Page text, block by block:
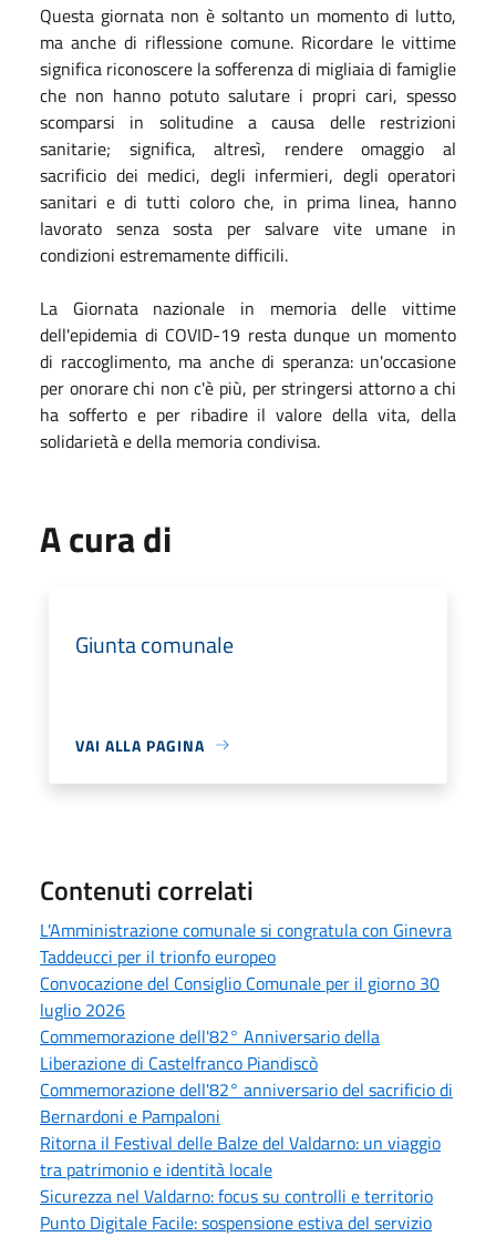
Questa giornata non è soltanto un momento di lutto,
ma anche di riflessione comune. Ricordare le vittime
significa riconoscere la sofferenza di migliaia di famiglie
che non hanno potuto salutare i propri cari, spesso
scomparsi in solitudine a causa delle restrizioni
sanitarie; significa, altresì, rendere omaggio al
sacrificio dei medici, degli infermieri, degli operatori
sanitari e di tutti coloro che, in prima linea, hanno
lavorato senza sosta per salvare vite umane in
condizioni estremamente difficili.
La Giornata nazionale in memoria delle vittime
dell'epidemia di COVID-19 resta dunque un momento
di raccoglimento, ma anche di speranza: un'occasione
per onorare chi non c'è più, per stringersi attorno a chi
ha sofferto e per ribadire il valore della vita, della
solidarietà e della memoria condivisa.
A cura di
Giunta comunale
VAI ALLA PAGINA
Contenuti correlati
L'Amministrazione comunale si congratula con Ginevra
Taddeucci per il trionfo europeo
Convocazione del Consiglio Comunale per il giorno 30
luglio 2026
Commemorazione dell'82° Anniversario della
Liberazione di Castelfranco Piandiscò
Commemorazione dell'82° anniversario del sacrificio di
Bernardoni e Pampaloni
Ritorna il Festival delle Balze del Valdarno: un viaggio
tra patrimonio e identità locale
Sicurezza nel Valdarno: focus su controlli e territorio
Punto Digitale Facile: sospensione estiva del servizio